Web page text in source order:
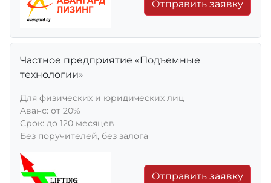
Отправить заявку
Частное предприятие «Подъемные
технологии»
Для физических и юридических лиц
Aванс: от 20%
Срок: до 120 месяцев
Без поручителей, без залога
Отправить заявку